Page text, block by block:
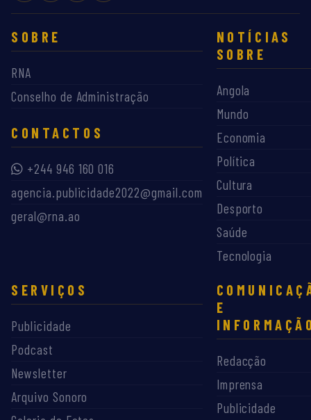
SOBRE
RNA
Conselho de Administração
CONTACTOS
+244 946 160 016
agencia.publicidade2022@gmail.com
geral@rna.ao
NOTÍCIAS
SOBRE
Angola
Mundo
Economia
Política
Cultura
Desporto
Saúde
Tecnologia
SERVIÇOS
Publicidade
Podcast
Newsletter
Arquivo Sonoro
E
Redacção
Imprensa
Publicidade